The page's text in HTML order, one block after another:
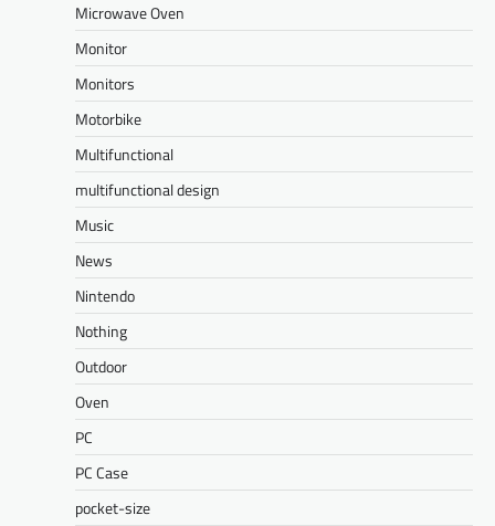
Microwave Oven
Monitor
Monitors
Motorbike
Multifunctional
multifunctional design
Music
News
Nintendo
Nothing
Outdoor
Oven
PC
PC Case
pocket-size